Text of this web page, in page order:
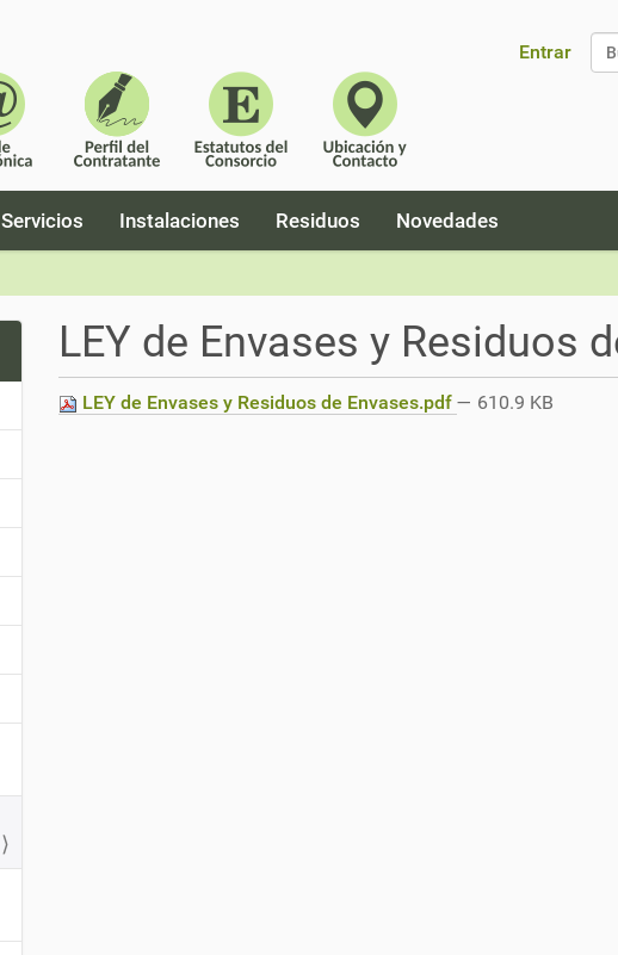
Entrar
Servicios Instalaciones Residuos Novedades
LEY de Envases y Residuos
LEY de Envases y Residuos de Envases.pdf — 610.9 KB